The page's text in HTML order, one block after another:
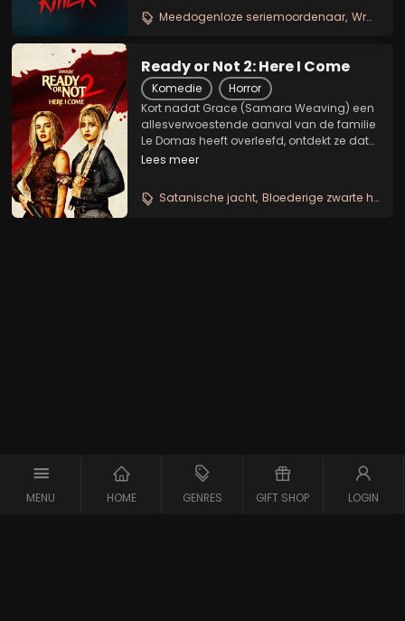
MENU HOME GENRES GIFT SHOP LOGIN
een sadistische seriemoordenaar is en
dat zijn...
Meedogenloze seriemoordenaar Wraakzuchtige politie agente
Ready or Not 2: Here I Come
Komedie
Horror
Kort nadat Grace (Samara Weaving) een
allesverwoestende aanval van de familie
Le Domas heeft overleefd, ontdekt ze dat
ze de volgende ronde van het helse spel
vervreemde zus Faith (Kathryn Newton)
aan haar...
Lees meer
Satanische jacht Bloederige zwarte humor